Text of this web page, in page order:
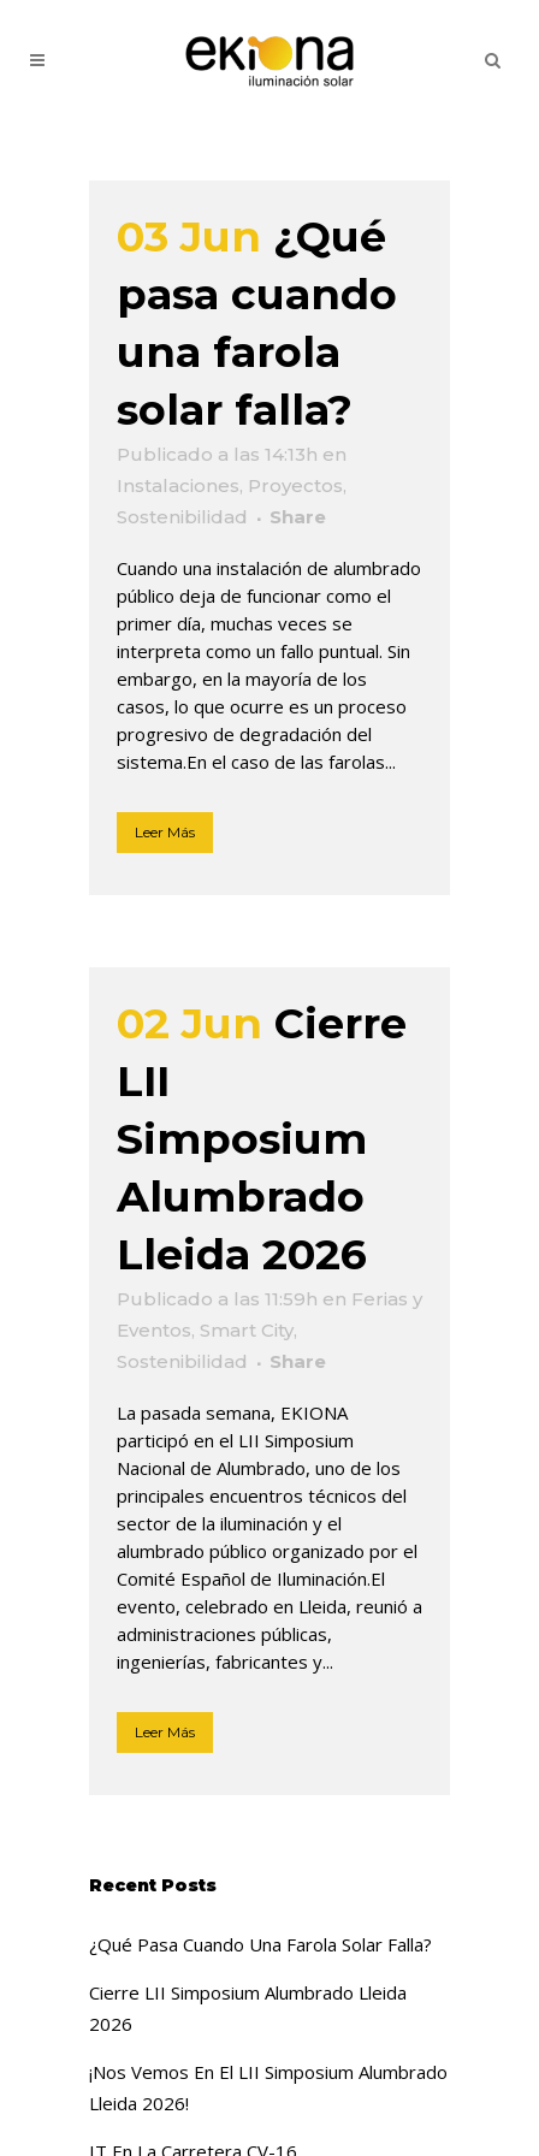
03 Jun ¿Qué
pasa cuando
una farola
solar falla?
Publicado a las 14:13h en
Instalaciones, Proyectos,
Sostenibilidad
Share
Cuando una instalación de alumbrado
público deja de funcionar como el
primer día, muchas veces se
interpreta como un fallo puntual. Sin
embargo, en la mayoría de los
casos, lo que ocurre es un proceso
progresivo de degradación del
sistema.En el caso de las farolas...
Leer Más
02 Jun Cierre
LII
Simposium
Alumbrado
Lleida 2026
Publicado a las 11:59h en Ferias y
Eventos, Smart City,
Sostenibilidad
Share
La pasada semana, EKIONA
participó en el LII Simposium
Nacional de Alumbrado, uno de los
principales encuentros técnicos del
sector de la iluminación y el
alumbrado público organizado por el
Comité Español de Iluminación.El
evento, celebrado en Lleida, reunió a
administraciones públicas,
ingenierías, fabricantes y...
Leer Más
Recent Posts
¿Qué Pasa Cuando Una Farola Solar Falla?
Cierre LII Simposium Alumbrado Lleida
2026
¡Nos Vemos En El LII Simposium Alumbrado
Lleida 2026!
IT En La Carretera CV-16